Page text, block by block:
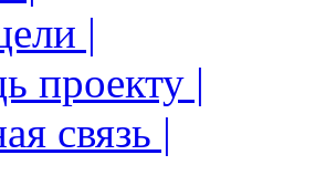
|
проекту |
связь |